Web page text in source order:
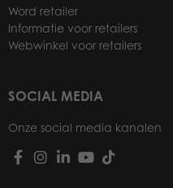
Word retailer
Informatie voor retailers
Webwinkel voor retailers
SOCIAL MEDIA
Onze social media kanalen